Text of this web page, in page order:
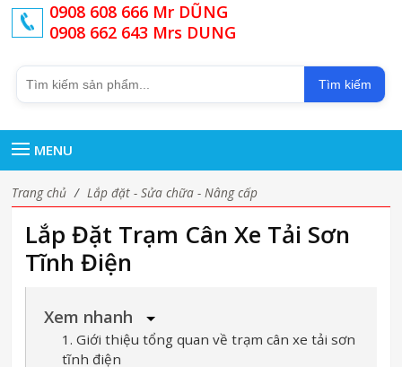
0908 608 666 Mr DŨNG
0908 662 643 Mrs DUNG
Tìm kiếm
MENU
Trang chủ / Lắp đặt - Sửa chữa - Nâng cấp
Lắp Đặt Trạm Cân Xe Tải Sơn
Tĩnh Điện
Xem nhanh
1. Giới thiệu tổng quan về trạm cân xe tải sơn
tĩnh điện